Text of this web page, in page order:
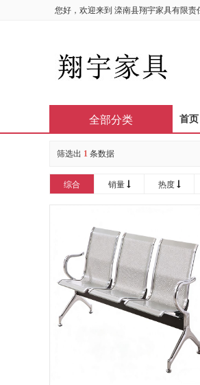
您好，欢迎来到 滦南县翔宇家具有限责
首页
全部分类
筛选出 1 条数据
综合 销量 热度